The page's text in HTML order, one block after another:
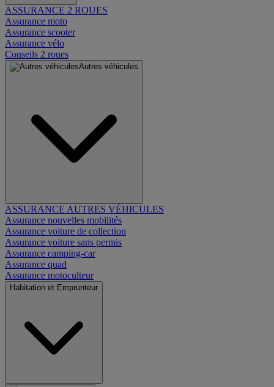
ASSURANCE 2 ROUES
Assurance moto
Assurance scooter
Assurance vélo
Conseils 2 roues
Autres véhicules
ASSURANCE AUTRES VÉHICULES
Assurance nouvelles mobilités
Assurance voiture de collection
Assurance voiture sans permis
Assurance camping-car
Assurance quad
Assurance motoculteur
Habitation et Emprunteur